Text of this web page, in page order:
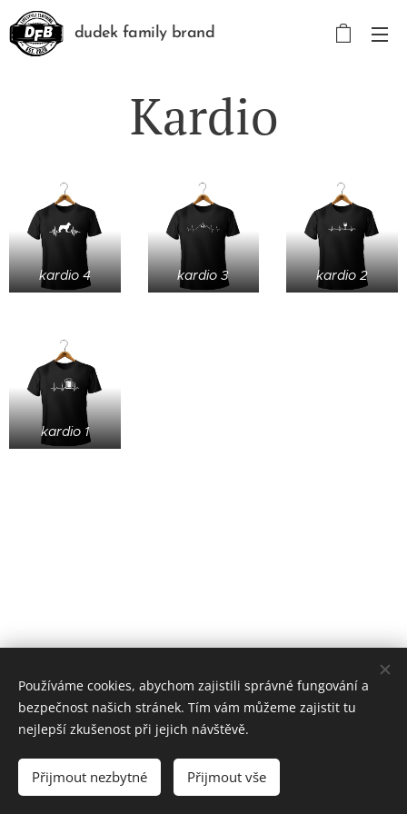
dudek family brand
Kardio
kardio 4 kardio 3 kardio 2
kardio 1
© 2022 založeno v karanténě
zoufalá doba si žádá zoufalé činy (od roku 2020)
Používáme cookies, abychom zajistili správné fungování a
bezpečnost našich stránek. Tím vám můžeme zajistit tu
nejlepší zkušenost při jejich návštěvě.
Přijmout nezbytné Přijmout vše